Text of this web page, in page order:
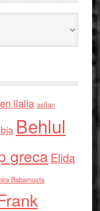
llalla asllan
Behlul
grecaElida
Babamusta